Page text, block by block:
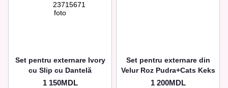
Set pentru externare Ivory
cu Slip cu Dantelă
1 150MDL
Set pentru externare din
Velur Roz Pudra+Cats Keks
1 200MDL